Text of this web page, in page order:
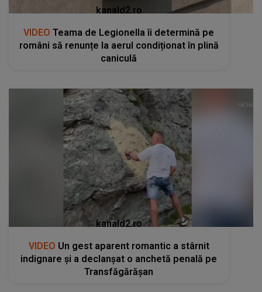
kanald2.ro
VIDEO Teama de Legionella îi determină pe
români să renunțe la aerul condiționat în plină
caniculă
kanald2.ro
VIDEO Un gest aparent romantic a stârnit
indignare și a declanșat o anchetă penală pe
Transfăgărășan